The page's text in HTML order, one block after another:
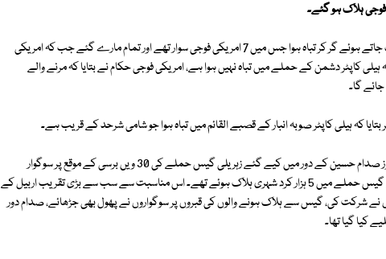
ہیلی کاپٹر عراق کے مغربی علاقے میں شام کی طرف جاتے ہوئے گر کر تباہ ہوا جس میں 7 امریکی فوجی سوار تھے اور تمام مارے گئے جب کہ امریکی
کاپٹر دشمن کے حملے میں تباہ نہیں ہوا ہے، امریکی فوجی حکام نے بتایا کہ مرنے والے
گا۔
بتایا کہ ہیلی کاپٹر صوبہ انبار کے قصبے القائم میں تباہ ہوا جو شامی شرحد کے قریب ہے۔
دوسری طرف شمالی عراق کے کرد عوام نے گزشتہ روز صدام حسین کے دور میں کیے گئے زہریلی گیس حملے کی 30 ویں برسی کے موقع پر سوگوار
تقاریب کا اہتمام کیا، 30 برس پہلے کیے جانے والے گیس حملے میں 5 ہزار کرد شہری ہلاک ہوئے تھے۔ اس مناسبت سے سب سے بڑی تقریب اربیل کے
شرکت کی، گیس سے ہلاک ہونے والوں کی قبروں پر سوگواروں نے پھول بھی جڑھائے، صدام دور
کیا گیا تھا۔